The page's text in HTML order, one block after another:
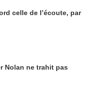
celle de l’écoute, par
Nolan ne trahit pas